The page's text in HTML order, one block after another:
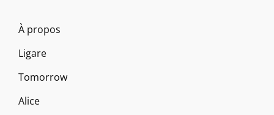
À propos
Ligare
Tomorrow
Alice